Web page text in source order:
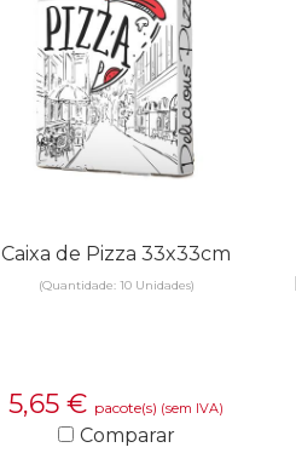
Caixa de Pizza 33x33cm
(Quantidade: 10 Unidades)
5,65 € pacote(s) (sem IVA)
Comparar